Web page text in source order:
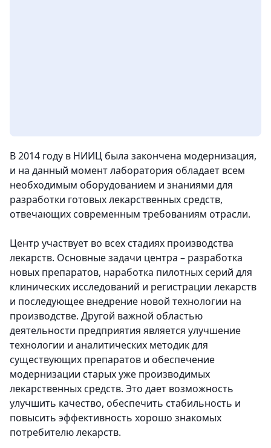
В 2014 году в НИИЦ была закончена модернизация,
и на данный момент лаборатория обладает всем
необходимым оборудованием и знаниями для
разработки готовых лекарственных средств,
отвечающих современным требованиям отрасли.
Центр участвует во всех стадиях производства
лекарств. Основные задачи центра – разработка
новых препаратов, наработка пилотных серий для
клинических исследований и регистрации лекарств
и последующее внедрение новой технологии на
производстве. Другой важной областью
деятельности предприятия является улучшение
технологии и аналитических методик для
существующих препаратов и обеспечение
модернизации старых уже производимых
лекарственных средств. Это дает возможность
улучшить качество, обеспечить стабильность и
повысить эффективность хорошо знакомых
потребителю лекарств.